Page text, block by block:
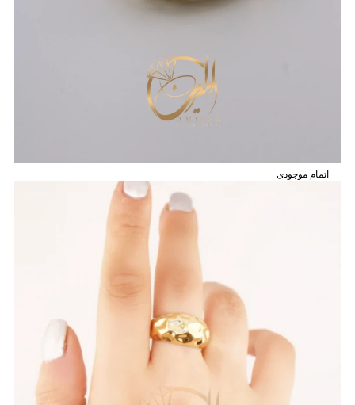
اتمام موجودی